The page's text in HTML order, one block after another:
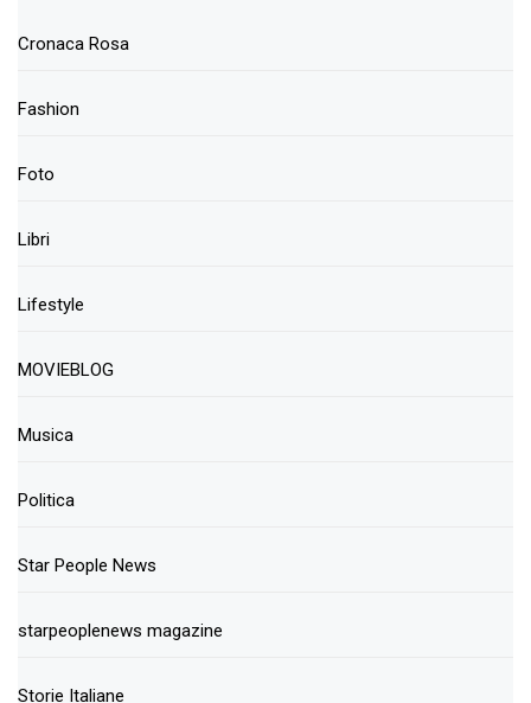
Cronaca Rosa
Fashion
Foto
Libri
Lifestyle
MOVIEBLOG
Musica
Politica
Star People News
starpeoplenews magazine
Storie Italiane